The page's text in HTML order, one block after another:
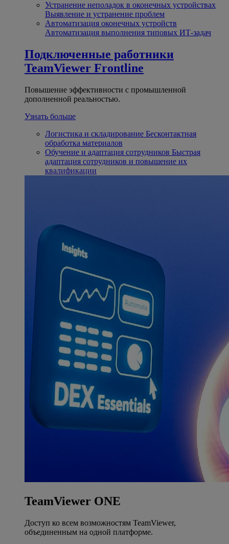
Устранение неполадок в оконечных устройствах
Выявление и устранение проблем
Автоматизация оконечных устройств
Автоматизация выполнения типовых ИТ-задач
Подключенные работники
TeamViewer Frontline
Повышение эффективности с промышленной
дополненной реальностью.
Узнать больше
Логистика и складирование Бесконтактная
обработка материалов
Обучение и адаптация сотрудников Быстрая
адаптация сотрудников и повышение их
квалификации
TeamViewer ONE
Доступ ко всем возможностям TeamViewer,
объединенным на одной платформе.